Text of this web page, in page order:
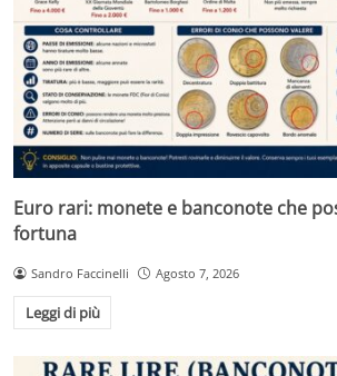
Euro rari: monete e banconote che
fortuna
Sandro Faccinelli Agosto 7, 2026
Leggi di più